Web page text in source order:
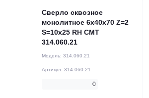
Сверло сквозное
монолитное 6x40x70 Z=2
S=10x25 RH CMT
314.060.21
Модель: 314.060.21
Артикул: 314.060.21
0